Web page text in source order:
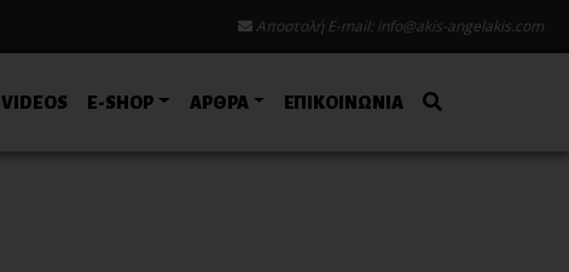
Αποστολή E-mail: info@akis-angelakis.com
VIDEOS E-SHOP ΑΡΘΡΑ ΕΠΙΚΟΙΝΩΝΙΑ